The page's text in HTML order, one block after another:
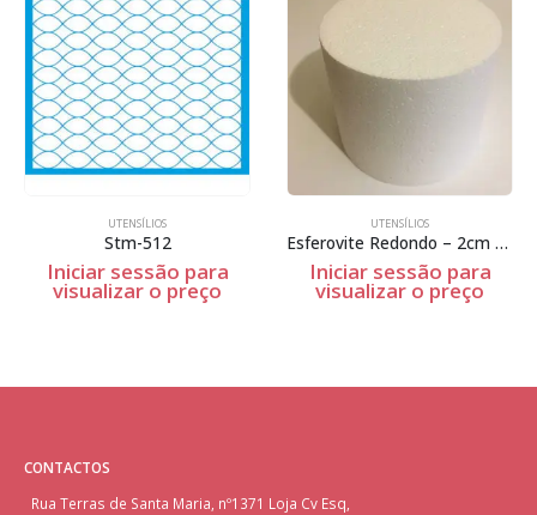
UTENSÍLIOS
Stm-512
Iniciar sessão para
visualizar o preço
UTENSÍLIOS
Esferovite Redondo – 2cm Espessura
Iniciar sessão para
visualizar o preço
CONTACTOS
Rua Terras de Santa Maria, nº1371 Loja Cv Esq,